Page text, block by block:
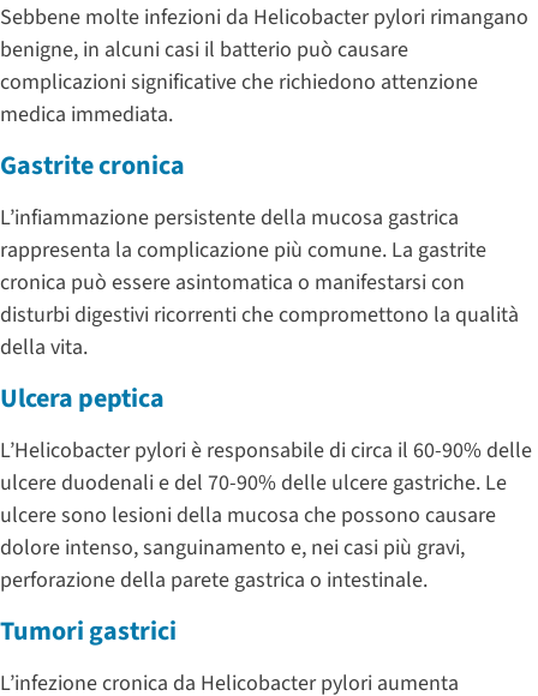
Sebbene molte infezioni da Helicobacter pylori rimangano
benigne, in alcuni casi il batterio può causare
complicazioni significative che richiedono attenzione
medica immediata.
Gastrite cronica
L’infiammazione persistente della mucosa gastrica
rappresenta la complicazione più comune. La gastrite
cronica può essere asintomatica o manifestarsi con
disturbi digestivi ricorrenti che compromettono la qualità
della vita.
Ulcera peptica
L’Helicobacter pylori è responsabile di circa il 60-90% delle
ulcere duodenali e del 70-90% delle ulcere gastriche. Le
ulcere sono lesioni della mucosa che possono causare
dolore intenso, sanguinamento e, nei casi più gravi,
perforazione della parete gastrica o intestinale.
Tumori gastrici
L’infezione cronica da Helicobacter pylori aumenta